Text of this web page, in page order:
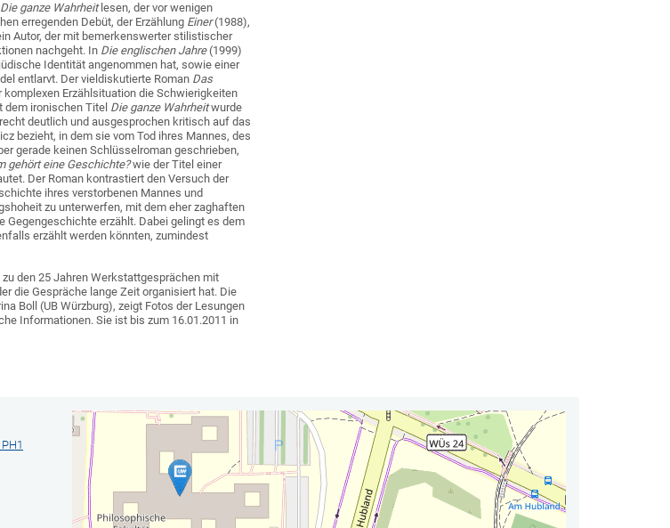
Die ganze Wahrheitlesen, der vor wenigen
erregenden Debüt, der Erzählung Einer(1988),
Autor, der mit bemerkenswerter stilistischer
nachgeht. In Die englischen Jahre(1999)
Identität angenommen hat, sowie einer
entlarvt. Der vieldiskutierte Roman Das
Erzählsituation die Schwierigkeiten
dem ironischen Titel Die ganze Wahrheitwurde
deutlich und ausgesprochen kritisch auf das
bezieht, in dem sie vom Tod ihres Mannes, des
gerade keinen Schlüsselroman geschrieben,
gehört eine Geschichte?wie der Titel einer
Der Roman kontrastiert den Versuch der
ihres verstorbenen Mannes und
zu unterwerfen, mit dem eher zaghaften
erzählt. Dabei gelingt es dem
erzählt werden könnten, zumindest
den 25 Jahren Werkstattgesprächen mit
die Gespräche lange Zeit organisiert hat. Die
Boll (UB Würzburg), zeigt Fotos der Lesungen
Informationen. Sie ist bis zum 16.01.2011 in